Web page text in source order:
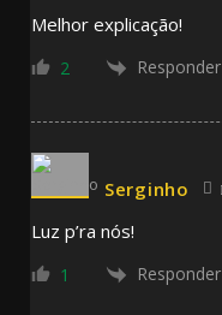
Melhor explicação!
2 Responder
Serginho
Luz p’ra nós!
1 Responder